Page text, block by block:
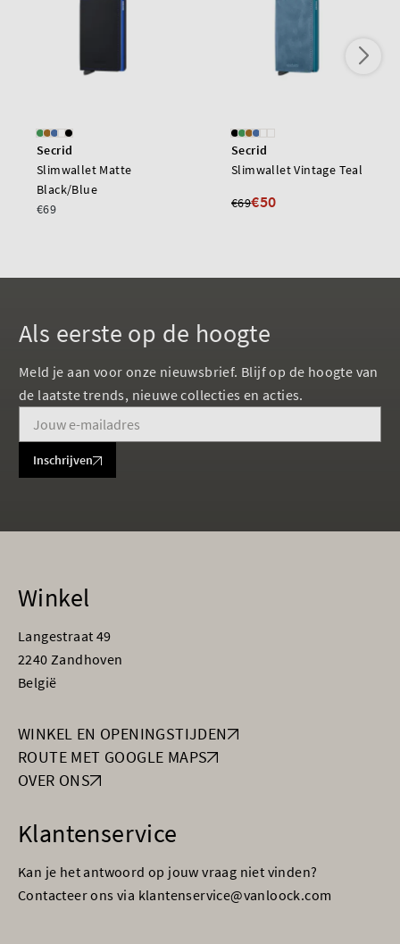
Secrid
Slimwallet Matte
Black/Blue
€69
Secrid
Slimwallet Vintage Teal
€69€50
Als eerste op de hoogte
Meld je aan voor onze nieuwsbrief. Blijf op de hoogte van
de laatste trends, nieuwe collecties en acties.
Inschrijven
Winkel
Langestraat 49
2240 Zandhoven
België
WINKEL EN OPENINGSTIJDEN
ROUTE MET GOOGLE MAPS
OVER ONS
Klantenservice
Kan je het antwoord op jouw vraag niet vinden?
Contacteer ons via klantenservice@vanloock.com